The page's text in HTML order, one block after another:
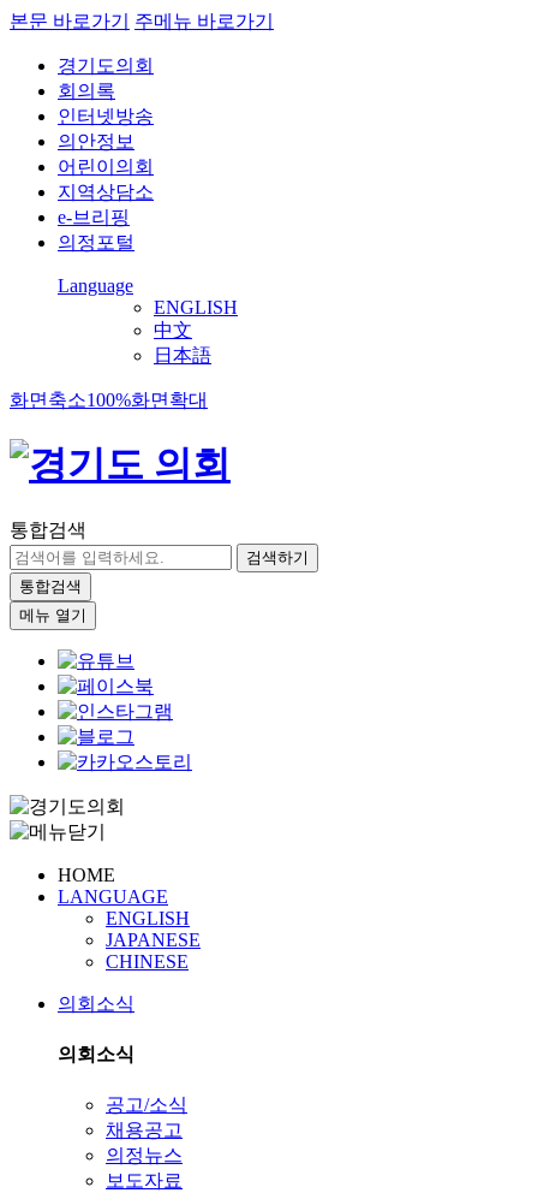
본문 바로가기 주메뉴 바로가기
경기도의회
회의록
인터넷방송
의안정보
어린이의회
지역상담소
e-브리핑
의정포털
Language
ENGLISH
中文
日本語
화면축소100%화면확대
통합검색
검색하기
통합검색
메뉴 열기
HOME
LANGUAGE
ENGLISH
JAPANESE
CHINESE
의회소식
의회소식
공고/소식
채용공고
의정뉴스
보도자료